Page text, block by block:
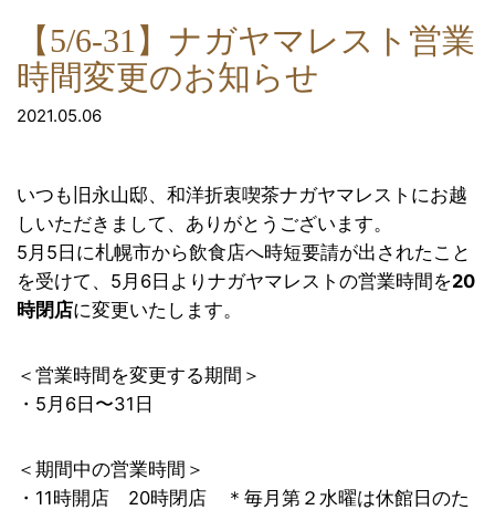
【5/6-31】ナガヤマレスト営業
時間変更のお知らせ
2021.05.06
いつも旧永山邸、和洋折衷喫茶ナガヤマレストにお越
しいただきまして、ありがとうございます。
5月5日に札幌市から飲食店へ時短要請が出されたこと
を受けて、5月6日よりナガヤマレストの営業時間を20
時閉店に変更いたします。
＜営業時間を変更する期間＞
・5月6日〜31日
＜期間中の営業時間＞
・11時開店 20時閉店 ＊毎月第２水曜は休館日のた